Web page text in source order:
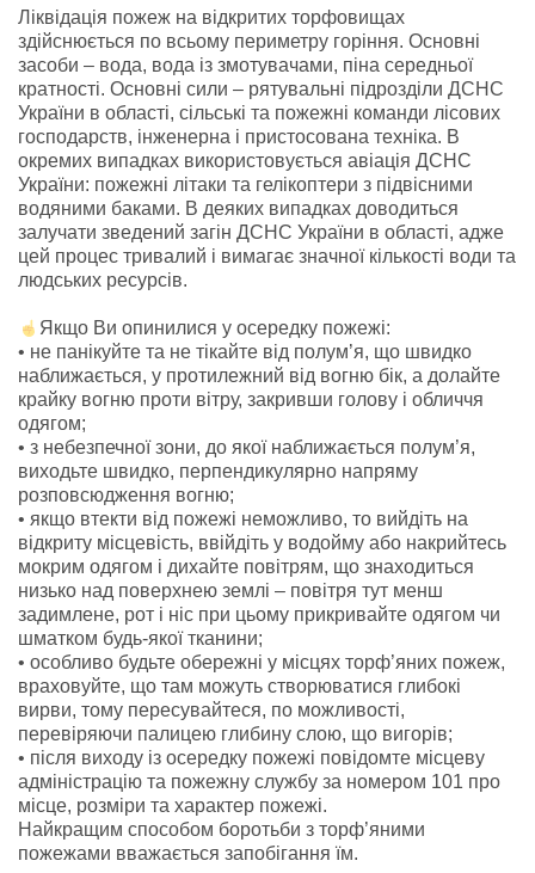
Ліквідація пожеж на відкритих торфовищах
здійснюється по всьому периметру горіння. Основні
засоби – вода, вода із змотувачами, піна середньої
кратності. Основні сили – рятувальні підрозділи ДСНС
України в області, сільські та пожежні команди лісових
господарств, інженерна і пристосована техніка. В
окремих випадках використовується авіація ДСНС
України: пожежні літаки та гелікоптери з підвісними
водяними баками. В деяких випадках доводиться
залучати зведений загін ДСНС України в області, адже
цей процес тривалий і вимагає значної кількості води та
людських ресурсів.
Якщо Ви опинилися у осередку пожежі:
• не панікуйте та не тікайте від полум’я, що швидко
наближається, у протилежний від вогню бік, а долайте
крайку вогню проти вітру, закривши голову і обличчя
одягом;
• з небезпечної зони, до якої наближається полум’я,
виходьте швидко, перпендикулярно напряму
розповсюдження вогню;
• якщо втекти від пожежі неможливо, то вийдіть на
відкриту місцевість, ввійдіть у водойму або накрийтесь
мокрим одягом і дихайте повітрям, що знаходиться
низько над поверхнею землі – повітря тут менш
задимлене, рот і ніс при цьому прикривайте одягом чи
шматком будь-якої тканини;
• особливо будьте обережні у місцях торф’яних пожеж,
враховуйте, що там можуть створюватися глибокі
вирви, тому пересувайтеся, по можливості,
перевіряючи палицею глибину слою, що вигорів;
• після виходу із осередку пожежі повідомте місцеву
адміністрацію та пожежну службу за номером 101 про
місце, розміри та характер пожежі.
Найкращим способом боротьби з торф’яними
пожежами вважається запобігання їм.